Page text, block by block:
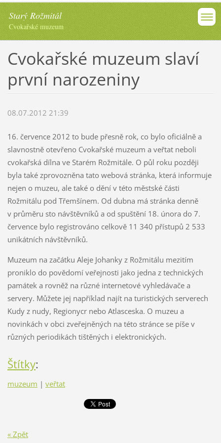
Starý Rožmitál
Cvokařské muzeum
Cvokařské muzeum slaví
první narozeniny
08.07.2012 21:39
16. července 2012 to bude přesně rok, co bylo oficiálně a
slavnostně otevřeno Cvokařské muzeum a veřtat neboli
cvokařská dílna ve Starém Rožmitále. O půl roku později
byla také zprovozněna tato webová stránka, která informuje
nejen o muzeu, ale také o dění v této městské části
Rožmitálu pod Třemšínem. Od dubna má stránka denně
v průměru sto návštěvníků a od spuštění 18. února do 7.
července bylo registrováno celkově 11 340 přístupů 2 533
unikátních návštěvníků.
Muzeum na začátku Aleje Johanky z Rožmitálu mezitím
proniklo do povědomí veřejnosti jako jedna z technických
památek a rovněž na různé internetové vyhledávače a
servery. Můžete jej například najít na turistických serverech
Kudy z nudy, Regionycr nebo Atlasceska. O muzeu a
novinkách v obci zveřejněných na této stránce se píše v
různých periodikách tištěných i elektronických.
Štítky:
muzeum | veřtat
« Zpět